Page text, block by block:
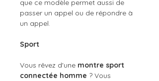
que ce modèle permet aussi de
passer un appel ou de répondre à
un appel.
Sport
Vous rêvez d'une montre sport
connectée homme ? Vous